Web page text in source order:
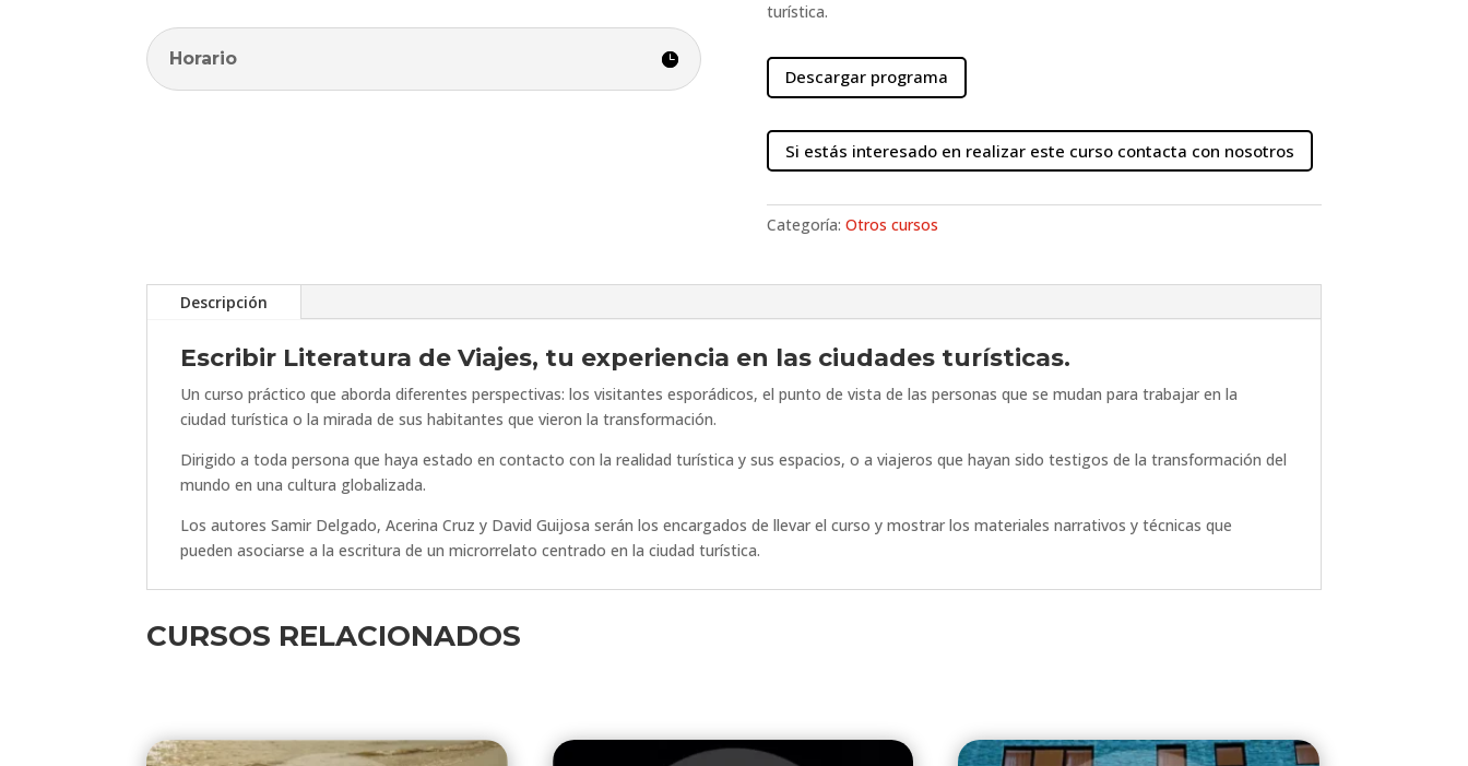
Horario
turística.
Descargar programa
Si estás interesado en realizar este curso contacta con nosotros
Categoría: Otros cursos
Descripción
Escribir Literatura de Viajes, tu experiencia en las ciudades turísticas.
Un curso práctico que aborda diferentes perspectivas: los visitantes esporádicos, el punto de vista de las personas que se mudan para trabajar en la
ciudad turística o la mirada de sus habitantes que vieron la transformación.
Dirigido a toda persona que haya estado en contacto con la realidad turística y sus espacios, o a viajeros que hayan sido testigos de la transformación del
mundo en una cultura globalizada.
Los autores Samir Delgado, Acerina Cruz y David Guijosa serán los encargados de llevar el curso y mostrar los materiales narrativos y técnicas que
pueden asociarse a la escritura de un microrrelato centrado en la ciudad turística.
CURSOS RELACIONADOS